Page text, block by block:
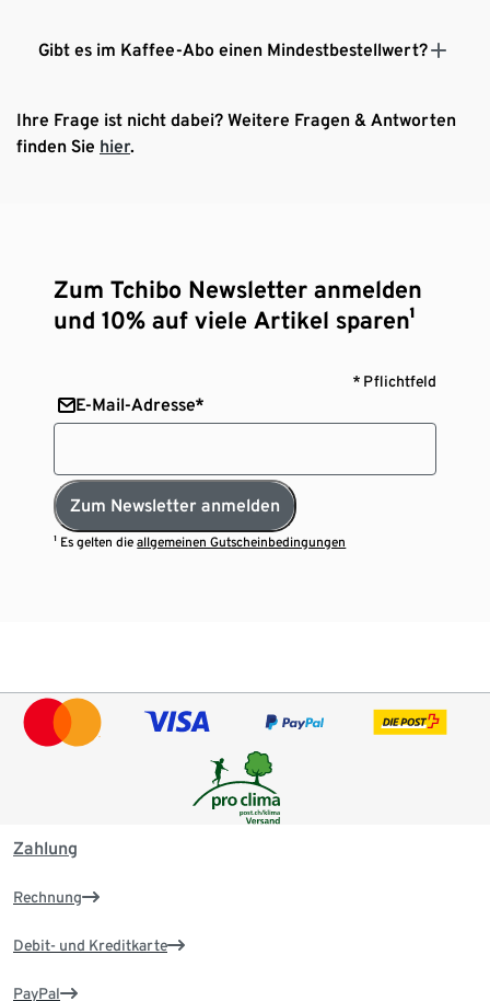
Gibt es im Kaffee-Abo einen Mindestbestellwert?
Ihre Frage ist nicht dabei? Weitere Fragen & Antworten
finden Sie hier.
Zum Tchibo Newsletter anmelden
und 10% auf viele Artikel sparen¹
* Pflichtfeld
E-Mail-Adresse*
Zum Newsletter anmelden
¹ Es gelten dieallgemeinen Gutscheinbedingungen
Zahlung
Rechnung
Debit- und Kreditkarte
PayPal